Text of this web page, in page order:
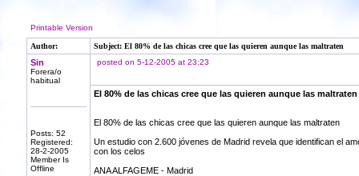
Printable Version
Author: Subject: El 80% de las chicas cree que las quieren aunque las maltraten
Sin
Forera/o
habitual
Posts: 52
Registered:
28-2-2005
Member Is
Offline
posted on 5-12-2005 at 23:23
El 80% de las chicas cree que las quieren aunque las maltraten
El 80% de las chicas cree que las quieren aunque las maltraten
Un estudio con 2.600 jóvenes de Madrid revela que identifican el
con los celos
ANA ALFAGEME - Madrid